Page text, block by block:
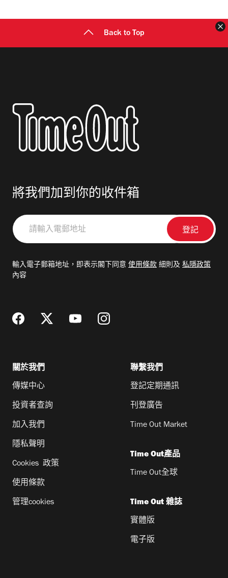
Back to Top
將我們加到你的收件箱
請
輸
郵
輸入電子郵箱地址，即表示閣下同意 使用條款 細則及 私隱政策
內容
關於我們
傳媒中心
投資者查詢
加入我們
隱私聲明
Cookies 政策
使用條款
管理cookies
聯繫我們
登記定期通訊
刊登廣告
Time Out Market
Time Out產品
Time Out全球
Time Out 雜誌
實體版
電子版